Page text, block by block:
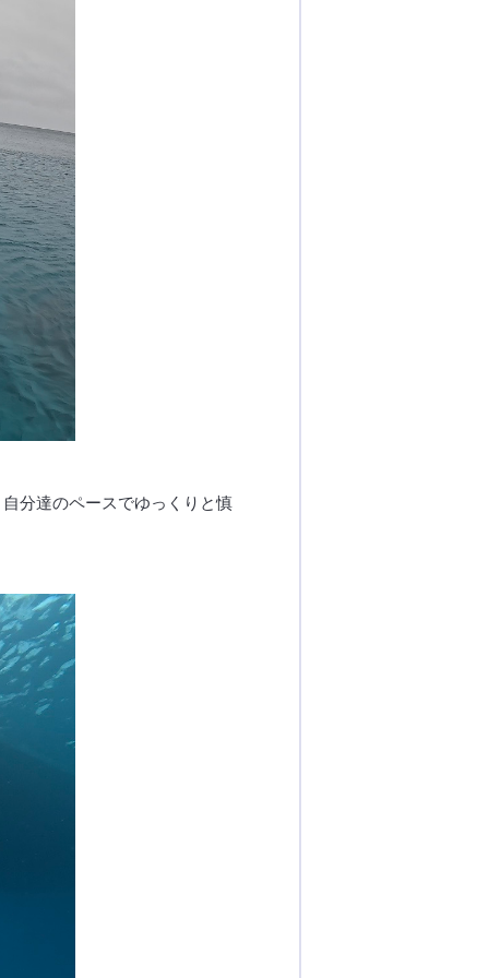
分達のペースでゆっくりと慎